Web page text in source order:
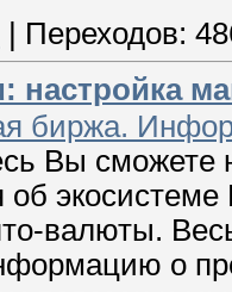
| Переходов:
настройка
биржа.
Вы сможете
об
валюты.
о